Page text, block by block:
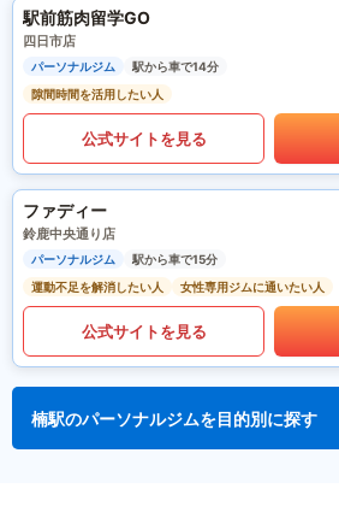
駅前筋肉留学GO
四日市店
パーソナルジム
駅から車で14分
隙間時間を活用したい人
公式サイトを見る
ファディー
鈴鹿中央通り店
パーソナルジム
駅から車で15分
運動不足を解消したい人
女性専用ジムに通いたい人
公式サイトを見る
楠駅のパーソナルジムを目的別に探す